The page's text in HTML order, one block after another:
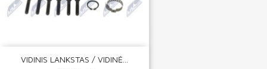
VIDINIS LANKSTAS / VIDINĖ...